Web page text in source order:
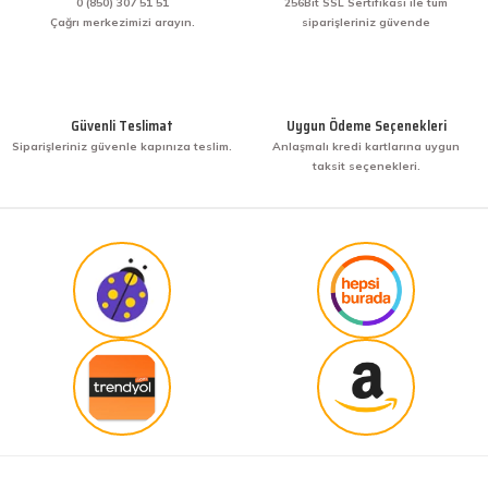
hızlı teslimat ve güvenirlik ne derseniz var.
veriş yaptım. İşine sahip çıkmak ve işini hakkıyla
hızlı teslimat ve güvenirlik ne derseniz var.
K... G... | 09/10/2025
Uygun fiyat,kaliteli ürün
Osman Bilge | 20/06/2025
Kalın misina ile uyumlumudur
Çağrı merkezimizi arayın.
siparişleriniz güvende
Güvenli Teslimat
Siparişleriniz güvenle kapınıza teslim.
Uygun Ödeme Seçenekleri
Anlaşmalı kredi kartlarına uygun
taksit seçenekleri.